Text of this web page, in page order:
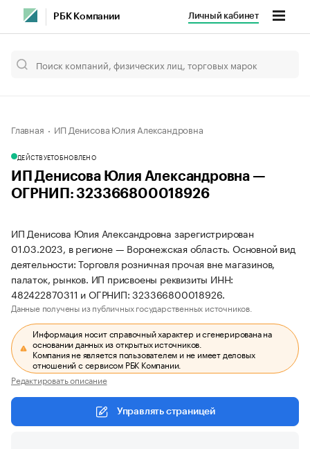
РБК Компании Личный кабинет
Главная ИП Денисова Юлия Александровна
ДЕЙСТВУЕТОБНОВЛЕНО
ИП Денисова Юлия Александровна —
ОГРНИП: 323366800018926
ИП Денисова Юлия Александровна зарегистрирован
01.03.2023, в регионе — Воронежская область. Основной вид
деятельности: Торговля розничная прочая вне магазинов,
палаток, рынков. ИП присвоены реквизиты ИНН:
482422870311 и ОГРНИП: 323366800018926.
Данные получены из публичных государственных источников.
Информация носит справочный характер и сгенерирована на
основании данных из открытых источников.
Компания не является пользователем и не имеет деловых
отношений с сервисом РБК Компании.
Редактировать описание
Управлять страницей